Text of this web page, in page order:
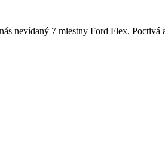
nevídaný 7 miestny Ford Flex.